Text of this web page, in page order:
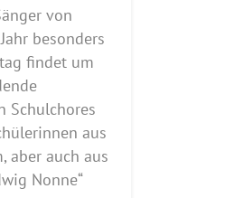
von
besonders
findet um
Schulchores
aus
aber auch aus
Nonne“